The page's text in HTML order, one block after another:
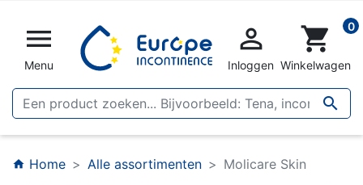

Menu


Inloggen
shopping_cart 0
Winkelwagen
home Home Alle assortimenten Molicare Skin